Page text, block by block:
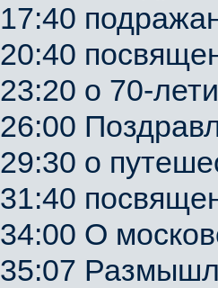
17:40
20:40
23:20 о 70-
26:00
29:30 о
31:40
34:00 О
35:07